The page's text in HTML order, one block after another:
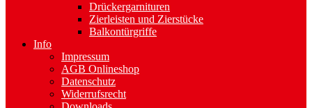
Drückergarnituren
Zierleisten und Zierstücke
Balkontürgriffe
Info
Impressum
AGB Onlineshop
Datenschutz
Widerrufsrecht